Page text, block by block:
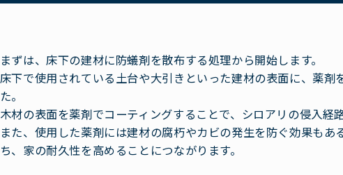
まずは、床下の建材に防蟻剤を散布する処理から開始します。
床下で使用されている土台や大引きといった建材の表面に、薬
た。
木材の表面を薬剤でコーティングすることで、シロアリの侵入経
また、使用した薬剤には建材の腐朽やカビの発生を防ぐ効果も
ち、家の耐久性を高めることにつながります。